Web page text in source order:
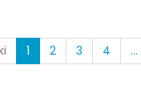
1 2 3 4 ...